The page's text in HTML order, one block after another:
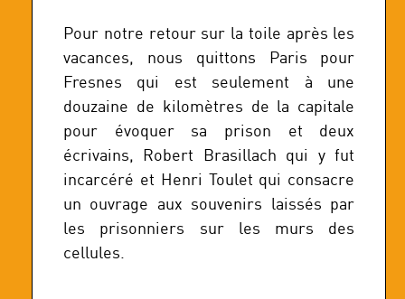
Pour notre retour sur la toile après les
vacances, nous quittons Paris pour
Fresnes qui est seulement à une
douzaine de kilomètres de la capitale
pour évoquer sa prison et deux
écrivains, Robert Brasillach qui y fut
incarcéré et Henri Toulet qui consacre
un ouvrage aux souvenirs laissés par
les prisonniers sur les murs des
cellules.